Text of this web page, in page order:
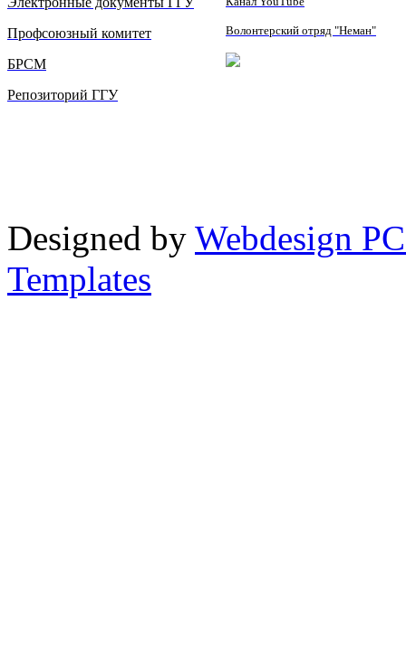
Профсоюзный комитет
БРСМ
Репозиторий ГГУ
Волонтерский отряд "Неман"
Designed by Webdesign
Templates